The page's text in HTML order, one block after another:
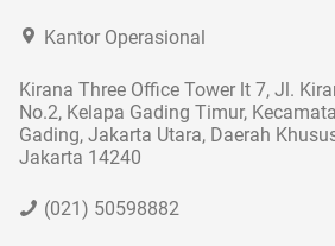
Kantor Operasional
Kirana Three Office Tower lt 7, Jl.
No.2, Kelapa Gading Timur,
Gading, Jakarta Utara, Daerah
Jakarta 14240
(021) 50598882